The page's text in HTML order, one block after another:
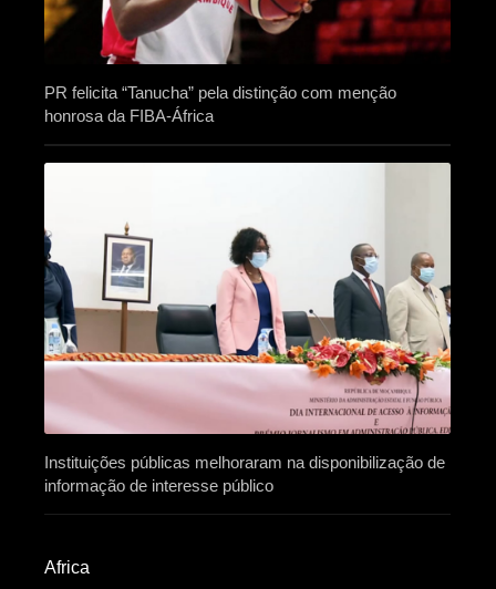
PR felicita “Tanucha” pela distinção com menção
honrosa da FIBA-África
Instituições públicas melhoraram na disponibilização de
informação de interesse público
Africa​